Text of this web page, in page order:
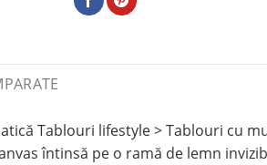
Tablouri lifestyle > Tablouri cu
întinsă pe o ramă de lemn